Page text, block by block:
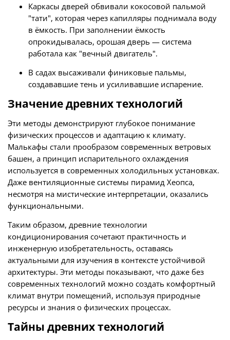
Каркасы дверей обвивали кокосовой пальмой
"тати", которая через капилляры поднимала воду
в ёмкость. При заполнении ёмкость
опрокидывалась, орошая дверь — система
работала как "вечный двигатель".
В садах высаживали финиковые пальмы,
создававшие тень и усиливавшие испарение.
Значение древних технологий
Эти методы демонстрируют глубокое понимание
физических процессов и адаптацию к климату.
Малькафы стали прообразом современных ветровых
башен, а принцип испарительного охлаждения
используется в современных холодильных установках.
Даже вентиляционные системы пирамид Хеопса,
несмотря на мистические интерпретации, оказались
функциональными.
Таким образом, древние технологии
кондиционирования сочетают практичность и
инженерную изобретательность, оставаясь
актуальными для изучения в контексте устойчивой
архитектуры. Эти методы показывают, что даже без
современных технологий можно создать комфортный
климат внутри помещений, используя природные
ресурсы и знания о физических процессах.
Тайны древних технологий